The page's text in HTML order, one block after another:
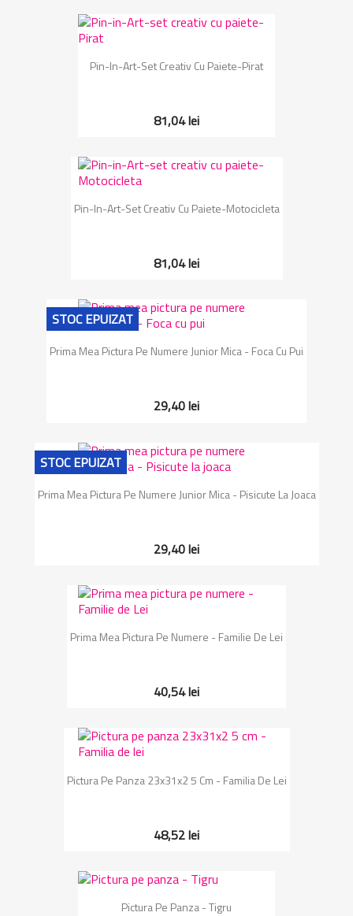
Pin-In-Art-Set Creativ Cu Paiete-Pirat
81,04 lei
Pin-In-Art-Set Creativ Cu Paiete-Motocicleta
81,04 lei
Prima Mea Pictura Pe Numere Junior Mica - Foca Cu Pui
29,40 lei
STOC EPUIZAT
Prima Mea Pictura Pe Numere Junior Mica - Pisicute La Joaca
29,40 lei
STOC EPUIZAT
Prima Mea Pictura Pe Numere - Familie De Lei
40,54 lei
Pictura Pe Panza 23x31x2 5 Cm - Familia De Lei
48,52 lei
Pictura Pe Panza - Tigru